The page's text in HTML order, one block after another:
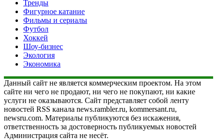
Тренды
Фигурное катание
Фильмы и сериалы
Футбол
Хоккей
Шоу-бизнес
Экология
Экономика
Данный сайт не является коммерческим проектом. На этом
сайте ни чего не продают, ни чего не покупают, ни какие
услуги не оказываются. Сайт представляет собой ленту
новостей RSS канала news.rambler.ru, kommersant.ru,
newsru.com. Материалы публикуются без искажения,
ответственность за достоверность публикуемых новостей
Администрация сайта не несёт.